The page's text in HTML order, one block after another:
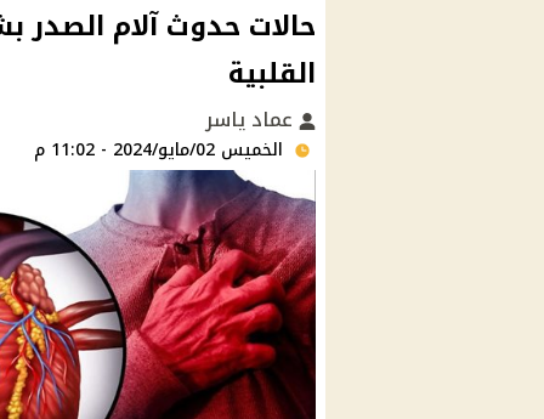
حالات حدوث آلام الصدر
القلبية
عماد ياسر
الخميس 02/مايو/2024 - 11:02 م